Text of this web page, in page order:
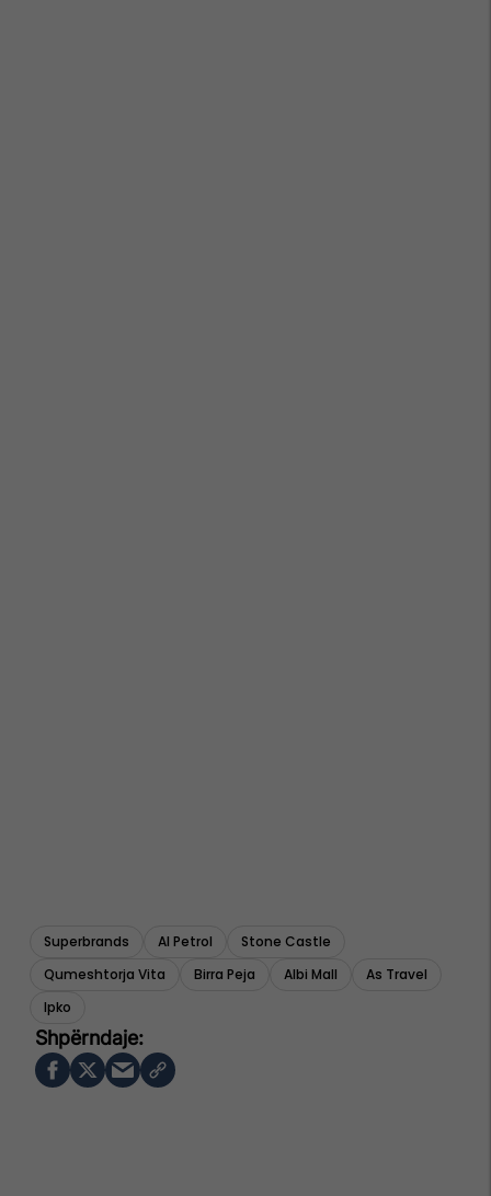
Superbrands Al Petrol
Stone Castle
Qumeshtorja Vita
Birra Peja Albi Mall
As Travel
Ipko